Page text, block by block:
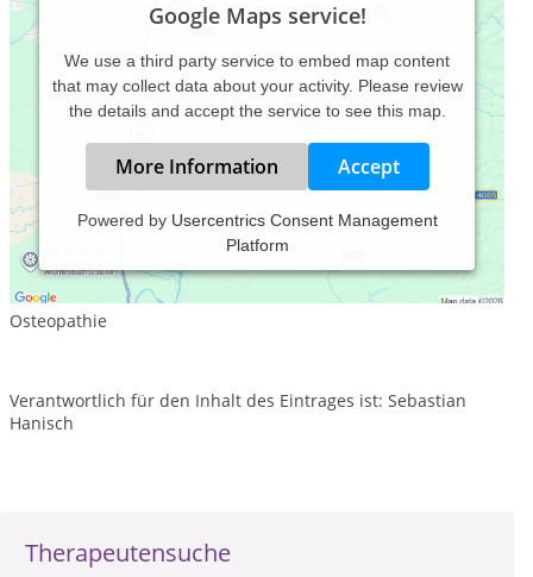
Therapeutensuche
Google Maps service!
We use a third party service to embed map content
that may collect data about your activity. Please review
the details and accept the service to see this map.
More Information Accept
Powered by Usercentrics Consent Management
Platform
Leistungsspektrum:
Traditionelle und komplementäre Medizin, Heilkunde
Osteopathie
Verantwortlich für den Inhalt des Eintrages ist: Sebastian
Hanisch